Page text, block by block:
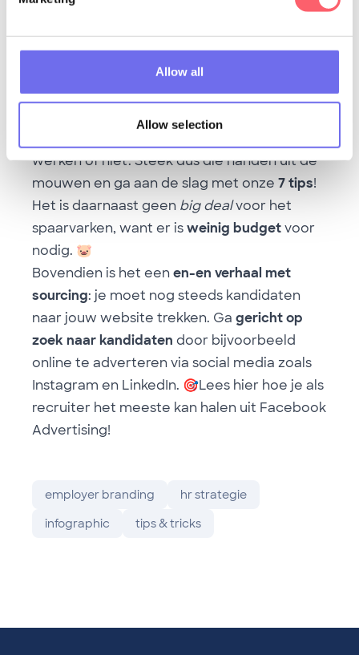
Allow all
Allow selection
Case closed!
is een key element
werken of niet. Steek dus die handen uit de
mouwen en ga aan de slag met onze 7 tips!
Het is daarnaast geen big dealvoor het
spaarvarken, want er isweinig budgetvoor
nodig. 🐷
Bovendien is het eenen-en verhaal met
sourcing: je moet nog steeds kandidaten
naar jouw website trekken. Ga gericht op
zoek naar kandidaten door bijvoorbeeld
online te adverteren via social media zoals
Instagram en LinkedIn. 🎯Lees hier hoe je als
recruiter het meeste kan halen uit Facebook
Advertising!
employer branding
hr strategie
infographic
tips & tricks